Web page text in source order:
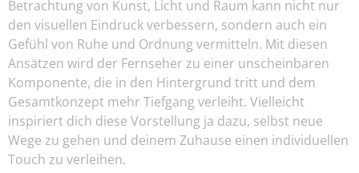
Betrachtung von Kunst, Licht und Raum kann nicht nur
den visuellen Eindruck verbessern, sondern auch ein
Gefühl von Ruhe und Ordnung vermitteln. Mit diesen
Ansätzen wird der Fernseher zu einer unscheinbaren
Komponente, die in den Hintergrund tritt und dem
Gesamtkonzept mehr Tiefgang verleiht. Vielleicht
inspiriert dich diese Vorstellung ja dazu, selbst neue
Wege zu gehen und deinem Zuhause einen individuellen
Touch zu verleihen.